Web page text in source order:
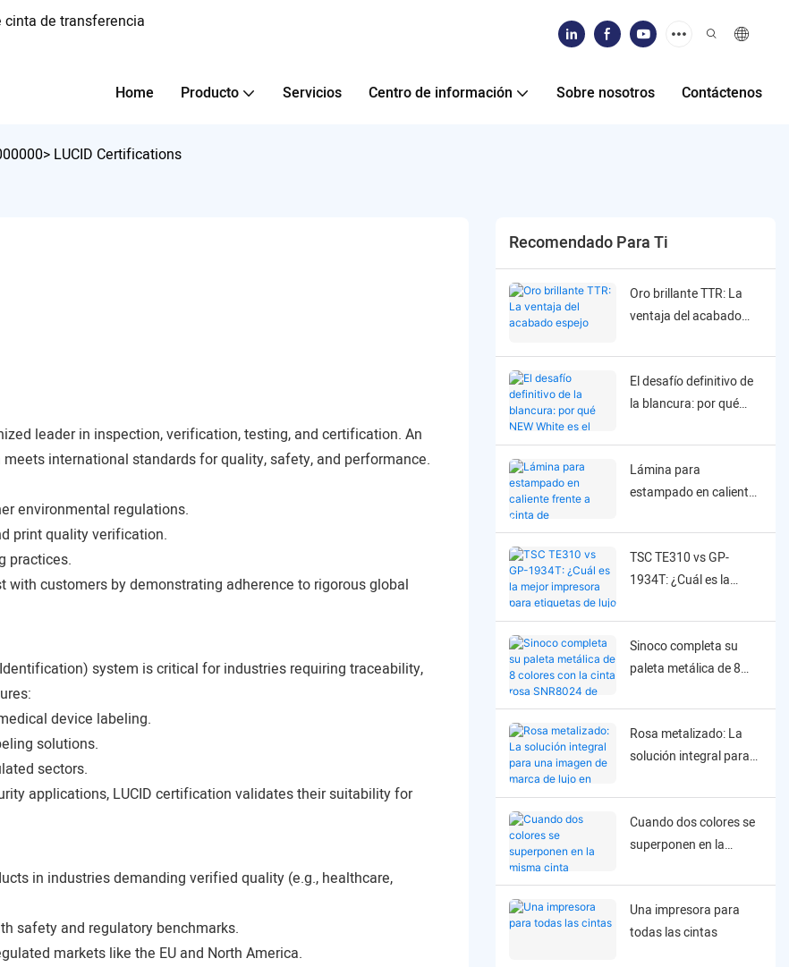
cinta de transferencia
Home Producto Servicios Centro de información Sobre nosotros Contáctenos
LUCID Certifications
leader in inspection, verification, testing, and certification. An
international standards for quality, safety, and performance.
environmental regulations.
print quality verification.
practices.
customers by demonstrating adherence to rigorous global
system is critical for industries requiring traceability,
device labeling.
solutions.
sectors.
applications, LUCID certification validates their suitability for
in industries demanding verified quality (e.g., healthcare,
safety and regulatory benchmarks.
markets like the EU and North America.
Recomendado Para Ti
Oro brillante TTR: La
ventaja del acabado
El desafío definitivo de
la blancura: por qué
estándar para la
impresión en blanco
sobre etiquetas negras.
Lámina para
estampado en caliente
transferencia térmica:
¿Por qué la cinta de
transferencia térmica
el etiquetado flexible?
TSC TE310 vs GP-
1934T: ¿Cuál es la
etiquetas de lujo y
cintas de satén?
Sinoco completa su
paleta metálica de 8
rosa SNR8024 de alta
compatibilidad.
Rosa metalizado: La
solución integral para
de lujo en múltiples
soportes.
Cuando dos colores se
superponen en la
Una impresora para
todas las cintas